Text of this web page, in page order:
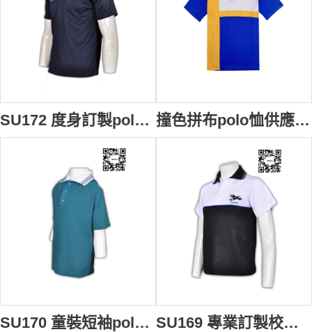
SU172 度身訂製polo衫 團體繡花polo衫設計 校服款式polo衫 polo衫配搭配 polo衫網站 撞色拼布polo恤供應訂購 學校Logo繡花polo恤款式選擇 時尚polo恤專業定製 polo恤廠家 澳洲 高校 SU171
SU170 童裝短袖polo恤 在線訂購 兒童polo訂做 校服款式polo恤 團體運動polo恤 polo恤生產商 SU169 專業訂製校服樣式短袖polo恤 撞色拼接短袖polo恤 個性袖位繡花polo恤 短袖polo恤香港公司